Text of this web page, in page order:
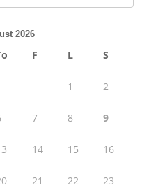
2026
F L S
1 2
7 8 9
14 15 16
21 22 23